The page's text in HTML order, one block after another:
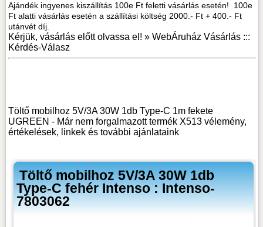
Ajándék ingyenes kiszállítás 100e Ft feletti vásárlás esetén! 100e
Ft alatti vásárlás esetén a szállítási költség 2000.- Ft + 400.- Ft
utánvét díj.
Kérjük, vásárlás előtt olvassa el! »WebÁruház Vásárlás :::
Kérdés-Válasz
Töltő mobilhoz 5V/3A 30W 1db Type-C 1m fekete
UGREEN - Már nem forgalmazott termék X513 vélemény,
értékelések, linkek és további ajánlataink
Töltő mobilhoz 5V/3A 30W 1db
Type-C fehér Intenso : Intenso-
7803062